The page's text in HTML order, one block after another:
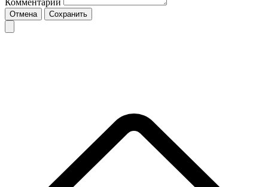
Комментарий
Отмена Сохранить